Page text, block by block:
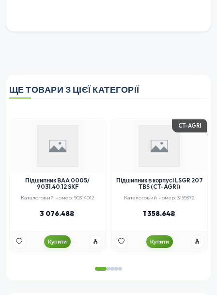
ЩЕ ТОВАРИ З ЦІЄЇ КАТЕГОРІЇ
Підшипник в корпусі LSGR 207
TBS (CT-AGRI)
Каталоговий номер: 3199372
1 358.64
Купити
SMART PART
Ступиця в зборі AMAZONE
Каталоговий номер: 78201997-SP-5,
4 154.06
Купити